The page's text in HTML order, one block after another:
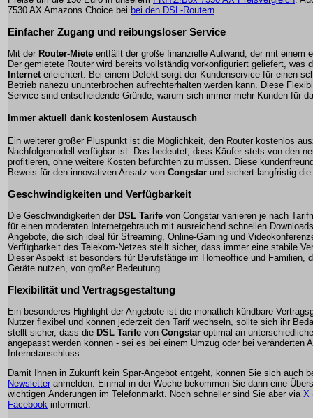
7530 AX Amazons Choice bei bei den DSL-Routern
Einfacher Zugang und reibungsloser Service
Mit der Router-Miete entfällt der große finanzielle Aufwand, der mit einem
Der gemietete Router wird bereits vollständig vorkonfiguriert geliefert, was
Interneterleichtert. Bei einem Defekt sorgt der Kundenservice für einen
Betrieb nahezu ununterbrochen aufrechterhalten werden kann. Diese
Service sind entscheidende Gründe, warum sich immer mehr Kunden für
Immer aktuell dank kostenlosem Austausch
Ein weiterer großer Pluspunkt ist die Möglichkeit, den Router kostenlos
Nachfolgemodell verfügbar ist. Das bedeutet, dass Käufer stets von den
profitieren, ohne weitere Kosten befürchten zu müssen. Diese
Beweis für den innovativen Ansatz von Congstar und sichert langfristig
Geschwindigkeiten und Verfügbarkeit
Die Geschwindigkeiten der DSL Tarife von Congstar variieren je nach
für einen moderaten Internetgebrauch mit ausreichend schnellen
Angebote, die sich ideal für Streaming, Online-Gaming und
Verfügbarkeit des Telekom-Netzes stellt sicher, dass immer eine stabile
Dieser Aspekt ist besonders für Berufstätige im Homeoffice und Familien,
Geräte nutzen, von großer Bedeutung.
Flexibilität und Vertragsgestaltung
Ein besonderes Highlight der Angebote ist die monatlich kündbare
Nutzer flexibel und können jederzeit den Tarif wechseln, sollte sich ihr
stellt sicher, dass die DSL Tarife von Congstar optimal an
angepasst werden können - sei es bei einem Umzug oder bei veränderten
Internetanschluss.
Damit Ihnen in Zukunft kein Spar-Angebot entgeht, können Sie sich auch
Newsletter anmelden. Einmal in der Woche bekommen Sie dann eine
wichtigen Änderungen im Telefonmarkt. Noch schneller sind Sie aber via X
Facebook informiert.